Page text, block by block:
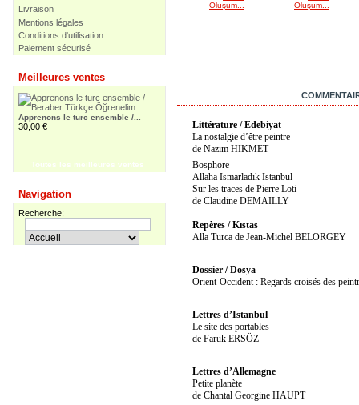
Livraison
Mentions légales
Conditions d'utilisation
Paiement sécurisé
Meilleures ventes
Apprenons le turc ensemble /...
30,00 €
55,00 €
Pir Sultan Abdal
16,00 €
Toutes les meilleures ventes
Navigation
Recherche:
Oluşum... Oluşum...
Littérature / Edebiyat
La nostalgie d’être peintre
de Nazim HIKMET
Bosphore
Allaha Ismarladık Istanbul
Sur les traces de Pierre Loti
de Claudine DEMAILLY
Repères / Kıstas
Alla Turca de Jean-Michel BELORGEY
Dossier / Dosya
Orient-Occident : Regards croisés des
Lettres d’Istanbul
Le site des portables
de Faruk ERSÖZ
Lettres d’Allemagne
Petite planète
de Chantal Georgine HAUPT